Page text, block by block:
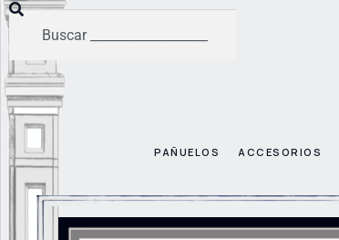
PAÑUELOS ACCESORIOS